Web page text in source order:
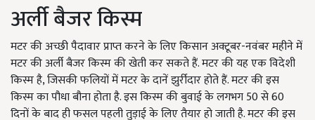
अर्ली बैजर किस्म
मटर की अच्छी पैदावार प्राप्त करने के लिए किसान अक्टूबर-नवंबर महीने में
मटर की अर्ली बैजर किस्म की खेती कर सकते हैं. मटर की यह एक विदेशी
किस्म है, जिसकी फलियों में मटर के दानें झुर्रीदार होते हैं. मटर की इस
किस्म का पौधा बौना होता है. इस किस्म की बुवाई के लगभग 50 से 60
दिनों के बाद ही फसल पहली तुड़ाई के लिए तैयार हो जाती है. मटर की इस